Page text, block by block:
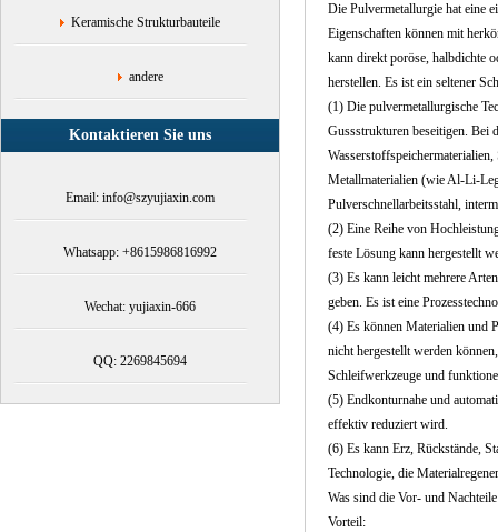
Keramische Strukturbauteile
andere
Kontaktieren Sie uns
Email: info@szyujiaxin.com
Whatsapp: +8615986816992
Wechat: yujiaxin-666
QQ: 2269845694
Die Pulvermetallurgie hat eine
Eigenschaften können mit
kann direkt poröse, halbdichte
herstellen. Es ist ein seltener
(1) Die pulvermetallurgische
Gussstrukturen beseitigen. Bei
Metallmaterialien (wie Al-Li-
Pulverschnellarbeitsstahl,
(2) Eine Reihe von
feste Lösung kann hergestellt
(3) Es kann leicht mehrere
geben. Es ist eine
(4) Es können Materialien und
nicht hergestellt werden
Schleifwerkzeuge und
(5) Endkonturnahe und
effektiv reduziert wird.
(6) Es kann Erz, Rückstände,
Technologie, die
Was sind die Vor- und
Vorteil: